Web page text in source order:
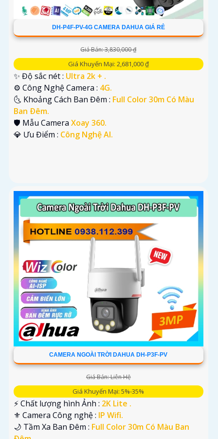
DH-P4F-PV-4G CAMERA DAHUA GIÁ RẺ
Giá Bán: 3,830,000 ₫
Giá Khuyến Mại: 2,681,000 ₫
✨ Độ sắc nét : Ultra 2k + .
⚙ Công Nghệ Camera : 4G.
🌜 Khoảng Cách Ban Đêm : Full Color 30m Có Màu
Ban Ðêm.
🛡 Mẫu Camera Xoay 360.
️💎 Ưu Điểm : Công Nghệ AI.
CAMERA NGOÀI TRỜI DAHUA DH-P3F-PV
Giá Bán: Liên Hệ
Giá Khuyến Mại: 5%-35%
️⚡ Chất lượng hình Ảnh : 2K Lite .
⚜️ Camera Công nghệ : IP Wifi.
🌙 Tầm Xa Ban Đêm : Full Color 30m Có Màu Ban